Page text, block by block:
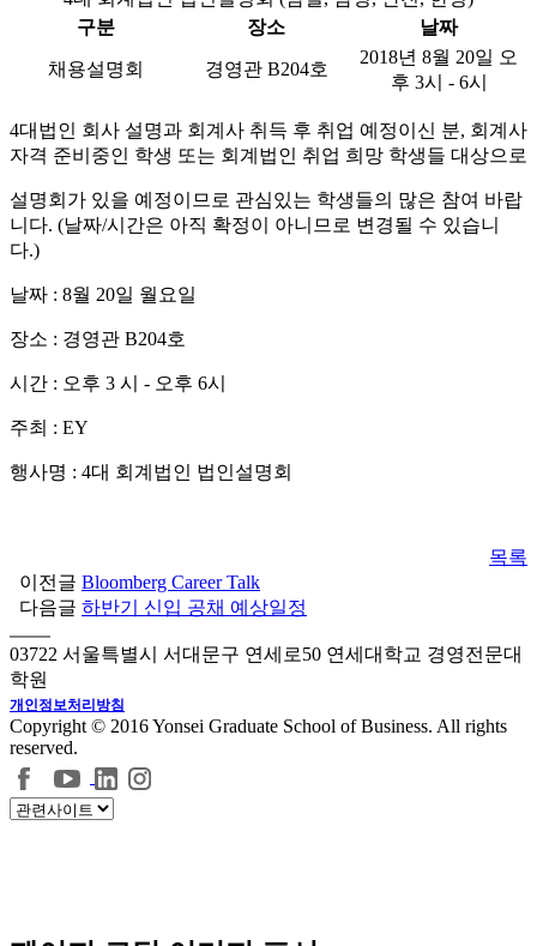
구분
장소 날짜
채용설명회 경영관 B204호
2018년 8월 20일 오
후 3시 - 6시
4대법인 회사 설명과 회계사 취득 후 취업 예정이신 분, 회계사
자격 준비중인 학생 또는 회계법인 취업 희망 학생들 대상으로
설명회가 있을 예정이므로 관심있는 학생들의 많은 참여 바랍
니다. (날짜/시간은 아직 확정이 아니므로 변경될 수 있습니
다.)
날짜 : 8월 20일 월요일
장소 : 경영관 B204호
시간 : 오후 3 시 - 오후 6시
주최 : EY
행사명 : 4대 회계법인 법인설명회
목록
이전글 Bloomberg Career Talk
다음글 하반기 신입 공채 예상일정
03722 서울특별시 서대문구 연세로50 연세대학교 경영전문대
학원
개인정보처리방침
Copyright © 2016 Yonsei Graduate School of Business. All rights
reserved.